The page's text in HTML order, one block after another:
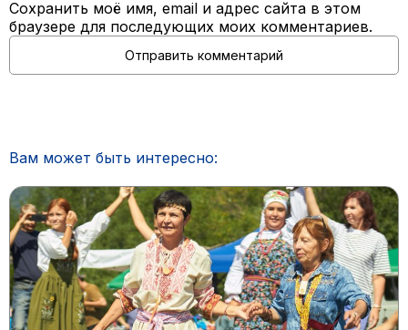
Сохранить моё имя, email и адрес сайта в этом
браузере для последующих моих комментариев.
Вам может быть интересно: